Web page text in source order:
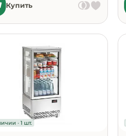
Купить
· 1 шт.